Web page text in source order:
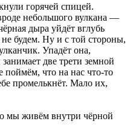
горячей спицей.
небольшого вулкана —
дыра уйдёт вглубь
будем. Ну и с той стороны,
Упадёт она,
две трети земной
что на нас что-то
промелькнёт. Мало их,
мы живём внутри чёрной